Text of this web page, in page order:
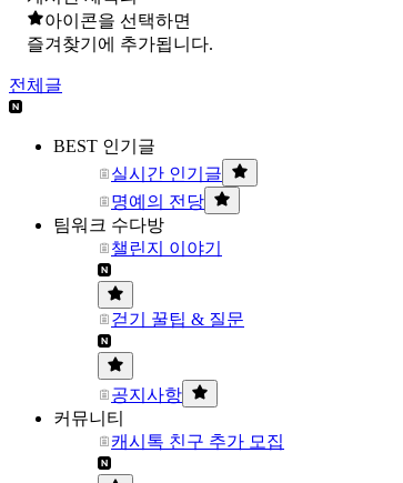
아이콘을 선택하면
즐겨찾기에 추가됩니다.
전체글
BEST 인기글
실시간 인기글
명예의 전당
팀워크 수다방
챌린지 이야기
걷기 꿀팁 & 질문
공지사항
커뮤니티
캐시톡 친구 추가 모집